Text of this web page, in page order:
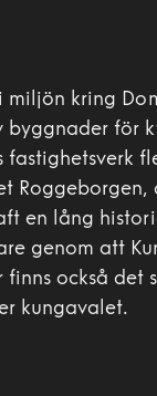
kring
byggnader för
Roggeborgen,
en lång
genom att
också det
kungavalet.